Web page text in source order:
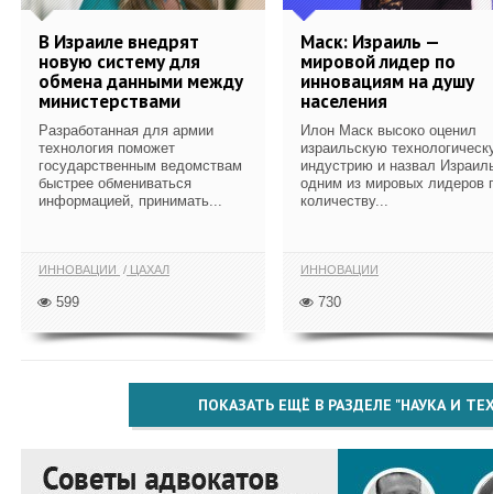
В Израиле внедрят
новую систему для
обмена данными между
министерствами
Разработанная для армии
технология поможет
государственным ведомствам
быстрее обмениваться
информацией, принимать...
ИННОВАЦИИ ЦАХАЛ
599
Маск: Израиль —
мировой лидер по
инновациям на душу
населения
Илон Маск высоко оценил
израильскую
индустрию и назвал
одним из мировых лидеров
количеству...
ИННОВАЦИИ
730
ПОКАЗАТЬ ЕЩЁ В РАЗДЕЛЕ "НАУКА И